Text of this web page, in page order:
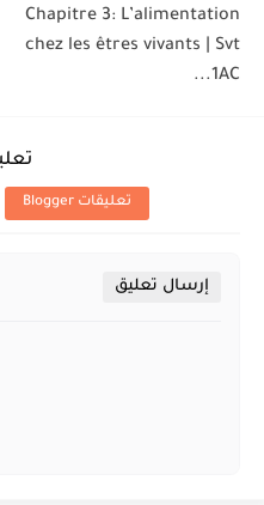
Chapitre 3: L’alimentation
chez les êtres vivants | Svt
1AC...
تعليقات Blogger
إرسال تعليق